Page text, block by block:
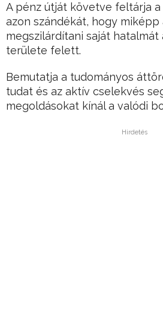
A pénz útját követve feltárja
azon szándékát, hogy miképp
megszilárdítani saját
területe felett.
Bemutatja a tudományos
tudat és az aktív cselekvés
megoldásokat kínál a valódi
Hirdetés